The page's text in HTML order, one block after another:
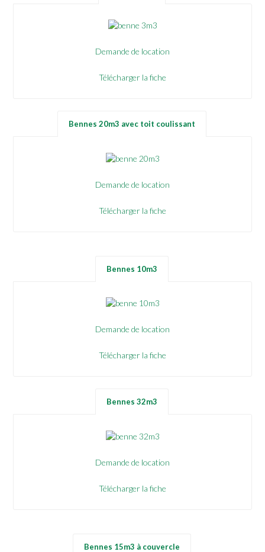
Demande de location
Télécharger la fiche
Bennes 20m3 avec toit coulissant
Demande de location
Télécharger la fiche
Bennes 10m3
Demande de location
Télécharger la fiche
Bennes 32m3
Demande de location
Télécharger la fiche
Bennes 15m3 à couvercle